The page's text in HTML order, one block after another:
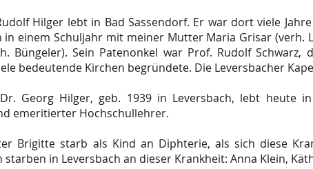
Hilger lebt in Bad Sassendorf. Er war dort viele
in einem Schuljahr mit meiner Mutter Maria Grisar (verh.
Büngeler). Sein Patenonkel war Prof. Rudolf
bedeutende Kirchen begründete. Die Leversbacher
Georg Hilger, geb. 1939 in Leversbach, lebt heute
emeritierter Hochschullehrer.
Brigitte starb als Kind an Diphterie, als sich diese
in Leversbach an dieser Krankheit: Anna Klein,